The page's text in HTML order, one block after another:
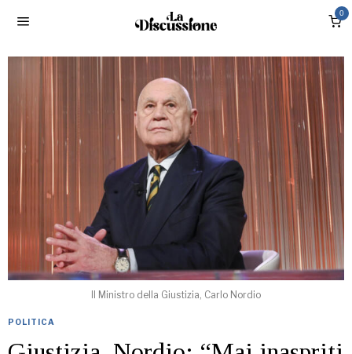
0
Il Ministro della Giustizia, Carlo Nordio
POLITICA